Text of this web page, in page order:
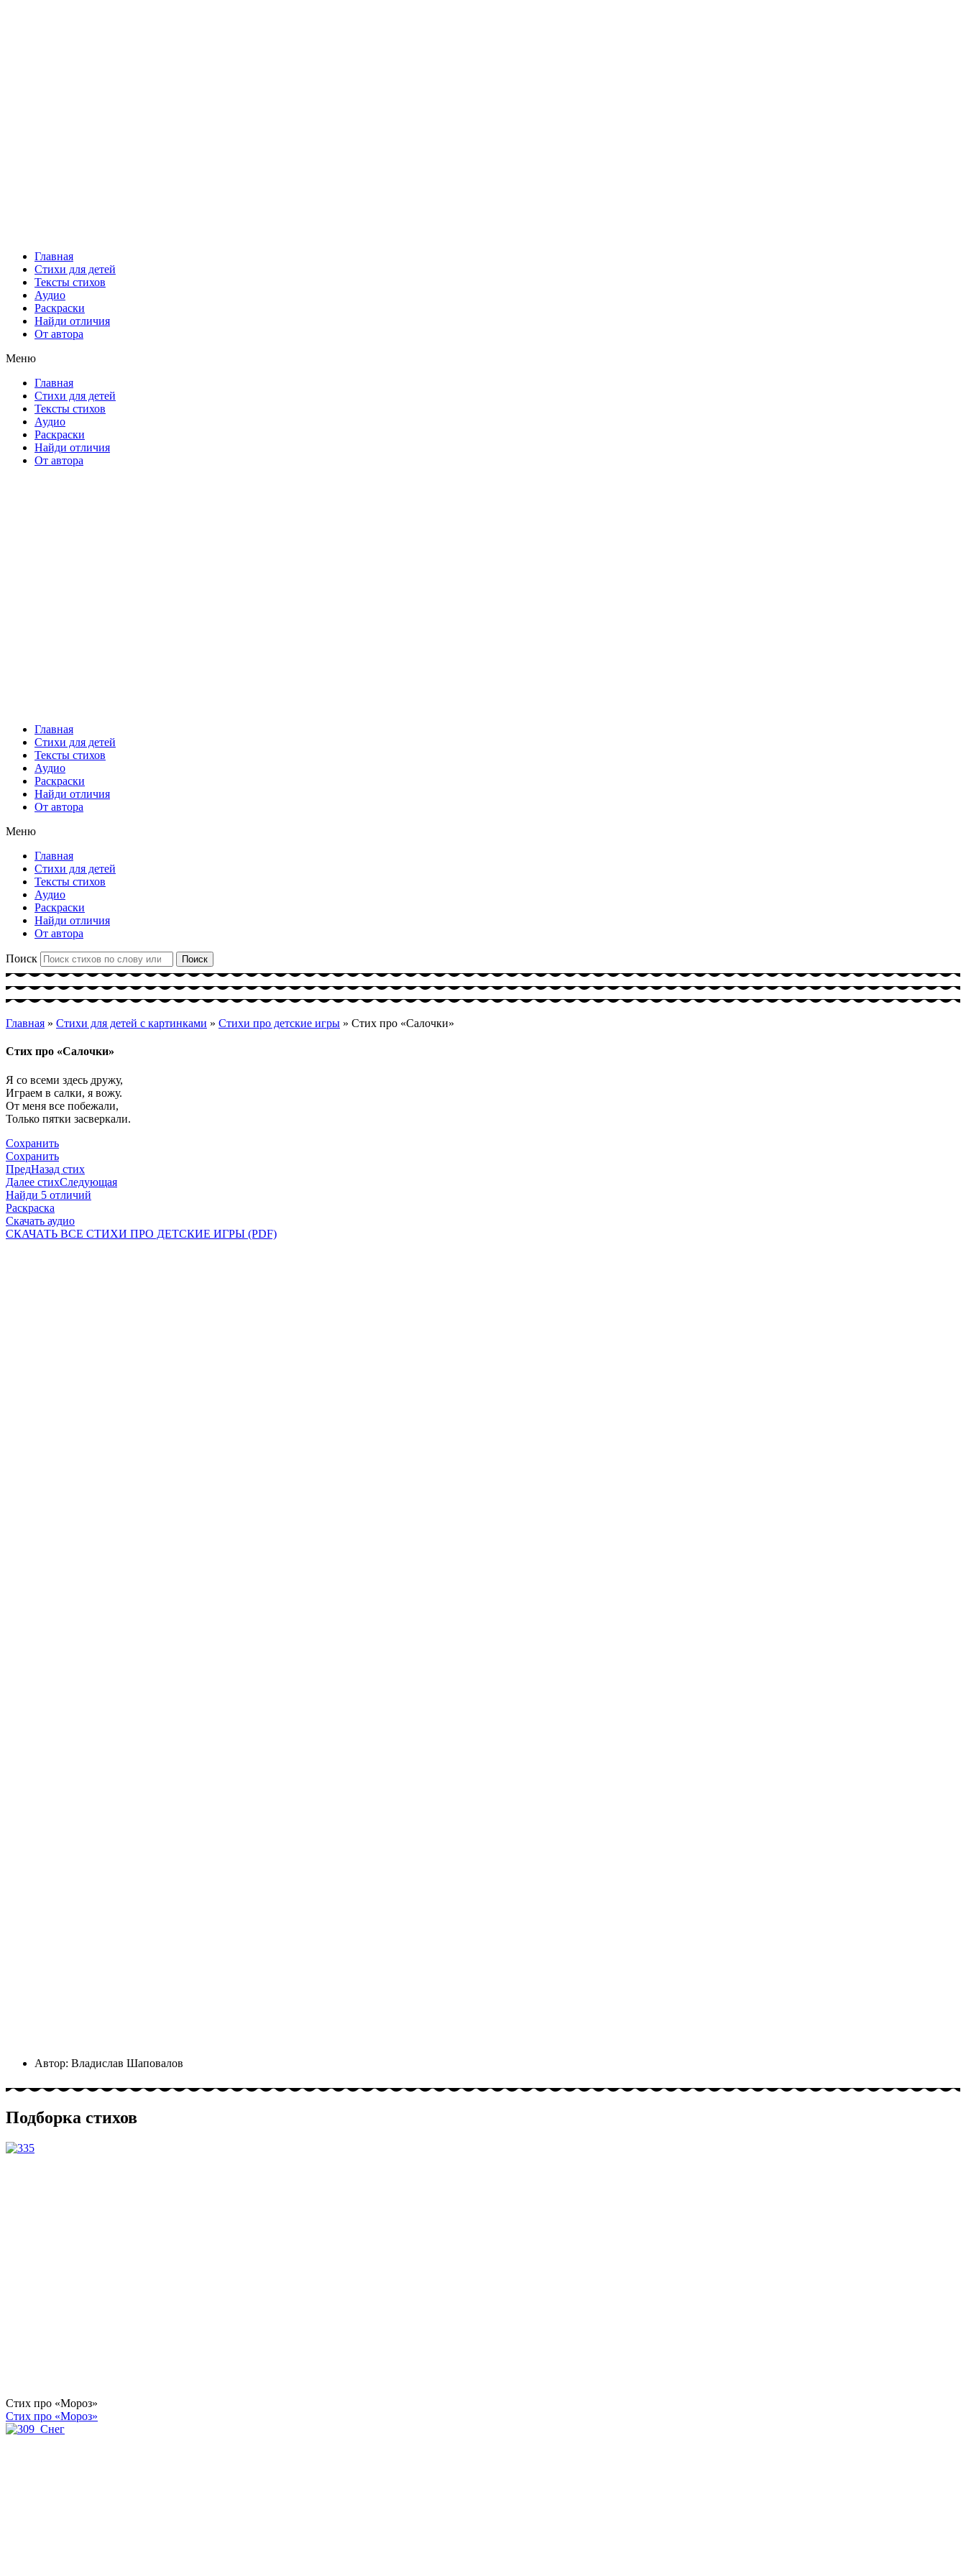
Главная
Стихи для детей
Тексты стихов
Аудио
Раскраски
Найди отличия
От автора
Меню
Главная
Стихи для детей
Тексты стихов
Аудио
Раскраски
Найди отличия
От автора
Главная
Стихи для детей
Тексты стихов
Аудио
Раскраски
Найди отличия
От автора
Меню
Главная
Стихи для детей
Тексты стихов
Аудио
Раскраски
Найди отличия
От автора
Поиск Поиск
Главная » Стихи для детей с картинками » Стихи про детские игры » Стих про «Салочки»
Стих про «Салочки»
Я со всеми здесь дружу,
Играем в салки, я вожу.
От меня все побежали,
Только пятки засверкали.
Сохранить
Сохранить
ПредНазад стих
Далее стихСледующая
Найди 5 отличий
Раскраска
Скачать аудио
СКАЧАТЬ ВСЕ СТИХИ ПРО ДЕТСКИЕ ИГРЫ (PDF)
Автор: Владислав Шаповалов
Подборка стихов
Стих про «Мороз»
Стих про «Мороз»